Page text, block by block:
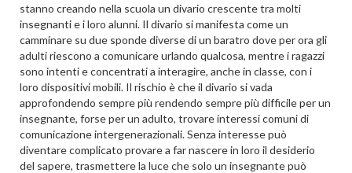
stanno creando nella scuola un divario crescente tra molti
insegnanti e i loro alunni. Il divario si manifesta come un
camminare su due sponde diverse di un baratro dove per ora gli
adulti riescono a comunicare urlando qualcosa, mentre i ragazzi
sono intenti e concentrati a interagire, anche in classe, con i
loro dispositivi mobili. Il rischio è che il divario si vada
approfondendo sempre più rendendo sempre più difficile per un
insegnante, forse per un adulto, trovare interessi comuni di
comunicazione intergenerazionali. Senza interesse può
diventare complicato provare a far nascere in loro il desiderio
del sapere, trasmettere la luce che solo un insegnante può